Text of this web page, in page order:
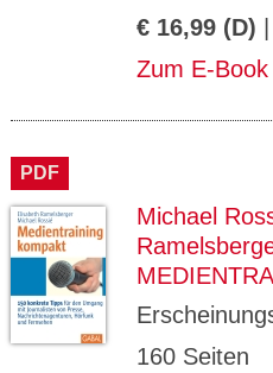
€ 16,99 (D)
Zum E-
PDF
Michael
160 Seiten